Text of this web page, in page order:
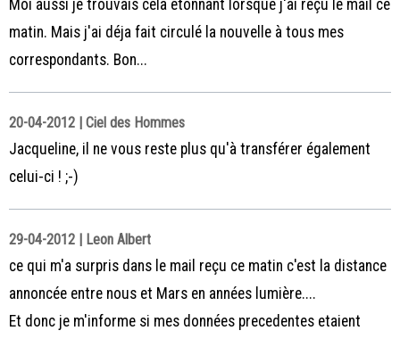
Moi aussi je trouvais cela étonnant lorsque j'ai reçu le mail ce
matin. Mais j'ai déja fait circulé la nouvelle à tous mes
correspondants. Bon...
20-04-2012 | Ciel des Hommes
Jacqueline, il ne vous reste plus qu'à transférer également
celui-ci ! ;-)
29-04-2012 | Leon Albert
ce qui m'a surpris dans le mail reçu ce matin c'est la distance
annoncée entre nous et Mars en années lumière....
Et donc je m'informe si mes données precedentes etaient